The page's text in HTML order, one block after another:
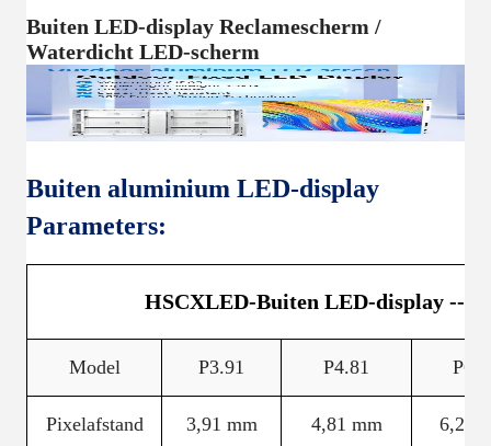
Buiten LED-display Reclamescherm /
Waterdicht LED-scherm
Buiten aluminium LED-display
Parameters:
HSCXLED-Buiten LED-display --
Model P3.91 P4.81
Pixelafstand 3,91 mm 4,81 mm 6,25